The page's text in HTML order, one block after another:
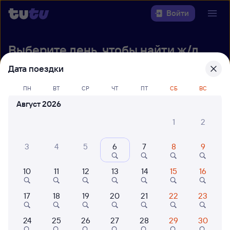
Войти
Выберите день, чтобы найтиж/д
билеты Москва — Хоста
Когда
Кто едет
Найти поезда
Дата поездки
ПН ВТ СР ЧТ ПТ СБ ВС
Август 2026
1
2
3 4 5 6 7 8 9
10 11 12 13 14 15 16
17 18 19 20 21 22 23
24 25 26 27 28 29 30